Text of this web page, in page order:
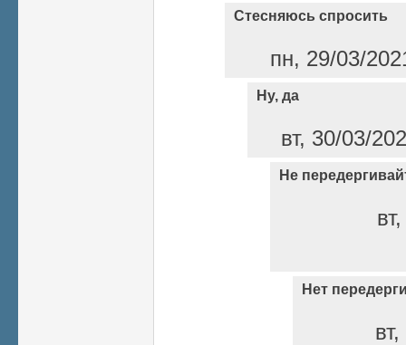
Стесняюсь спросить
пн, 29/03/
Ну, да
вт, 30/03/
Не
Нет